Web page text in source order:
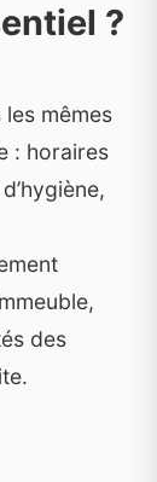
?
les mêmes
: horaires
des